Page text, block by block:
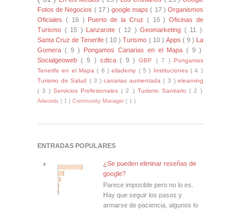
Fotos de Negocios ( 17 )google maps( 17 )Organismos
Oficiales ( 16 ) Puerto de la Cruz ( 16 )Oficinas de
Turismo ( 15 ) Lanzarote ( 12 ) Geomarketing ( 11 )
Santa Cruz de Tenerife( 10 )Turismo ( 10 ) Apps ( 9 )
La
Gomera ( 9 ) Pongamos Canarias en el Mapa ( 9 )
Socialgeoweb( 9 ) cdtca ( 9 )GBP ( 7 )Pongamos
Tenerife en el Mapa( 6 )eliademy ( 5 ) Instituciones( 4 )
Turismo de Salud ( 3 )canarias aumentada( 3 )elearning
( 3 )Servicios Profesionales( 2 ) Turismo Sanitario ( 2 )
Adwords ( 1 ) Community Manager ( 1 )
ENTRADAS POPULARES
¿Se pueden eliminar reseñas de
google?
Parece imposible pero no lo es.
Hay que seguir los pasos y
armarse de paciencia, algunos lo